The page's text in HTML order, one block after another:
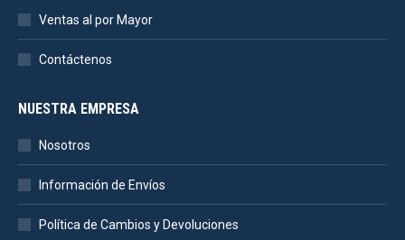
Ventas al por Mayor
Contáctenos
NUESTRA EMPRESA
Nosotros
Información de Envíos
Política de Cambios y Devoluciones